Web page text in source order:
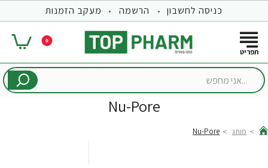
כניסה לחשבון הרשמה מעקב הזמנות
0
...אני
Nu-Pore
מותג Nu-Pore